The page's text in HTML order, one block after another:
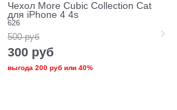
Чехол More Cubic Collection Cat
для iPhone 4 4s
626
500 руб
300 руб
выгода 200 рубили 40%